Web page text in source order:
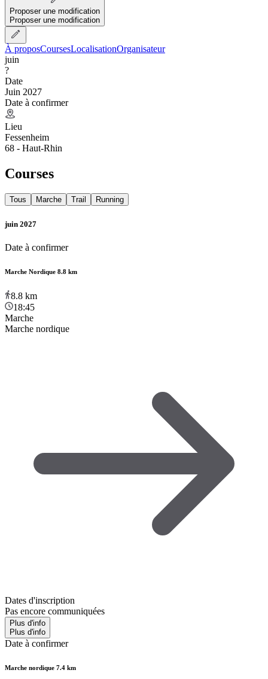
Proposer une modification
Proposer une modification
À proposCoursesLocalisationOrganisateur
juin
?
Date
Juin 2027
Date à confirmer
Lieu
Fessenheim
68 - Haut-Rhin
Courses
Tous Marche Trail Running
juin 2027
Date à confirmer
Marche Nordique 8.8 km
8.8 km
18:45
Marche
Marche nordique
Dates d'inscription
Pas encore communiquées
Plus d'info
Plus d'info
Date à confirmer
Marche nordique 7.4 km